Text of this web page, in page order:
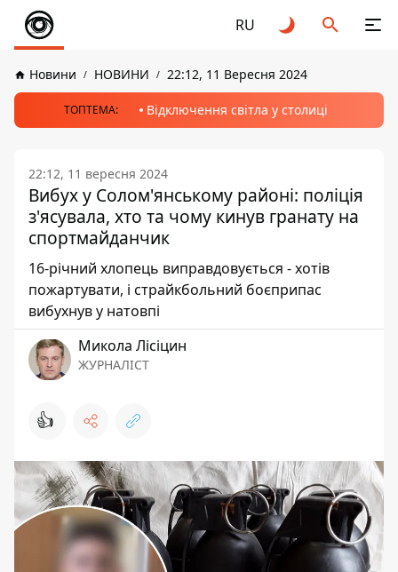
RU
Новини НОВИНИ 22:12, 11 Вересня 2024
ТОПТЕМА: Відключення світла у столиці
22:12, 11 вересня 2024
Вибух у Солом'янському районі: поліція
з'ясувала, хто та чому кинув гранату на
спортмайданчик
16-річний хлопець виправдовується - хотів
пожартувати, і страйкбольний боєприпас
вибухнув у натовпі
Микола Лісіцин
ЖУРНАЛІСТ
👍